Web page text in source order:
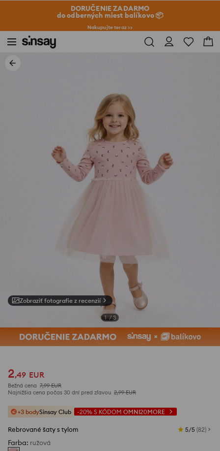
DORUČENIE ZADARMO
do odberných miest balíkovo 📦
Nakupujte teraz >>
Zobraziť fotografie z recenzií
1 /3
2,49 EUR
Bežná cena 7,99 EUR
Najnižšia cena počas 30 dní pred zľavou 2,99 EUR
+3 bodySinsay Club -20% S KÓDOM OMNI20MORE
Rebrované šaty s tylom 5/5 (82)
Farba: ružová